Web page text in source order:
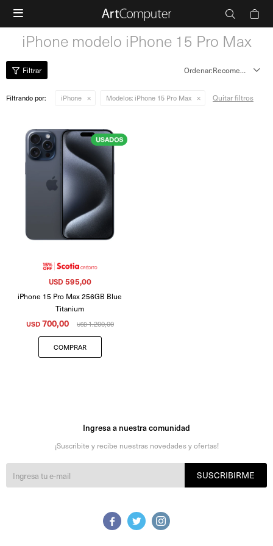

iPhone modelo iPhone 15 Pro Max
Recomendados
Filtrando por: iPhone Modelos: iPhone 15 Pro Max Quitar filtros
iPhone 15 Pro Max 256GB Blue
Titanium
USD 700,00 USD1.200,00
USD 595,00
  
Ingresa a nuestra comunidad
¡Suscribite y recibe nuestras novedades y ofertas!
SUSCRIBIRME